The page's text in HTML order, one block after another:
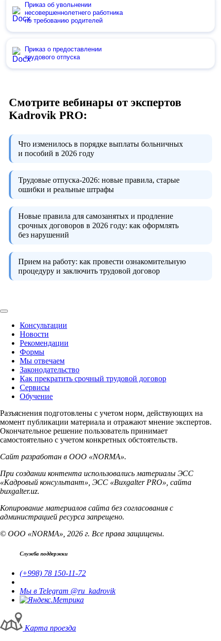
Приказ об увольнении
несовершеннолетнего работника
по требованию родителей
Приказ о предоставлении
трудового отпуска
Смотрите вебинары от экспертов
Kadrovik PRO:
Что изменилось в порядке выплаты больничных
и пособий в 2026 году
Трудовые отпуска-2026: новые правила, старые
ошибки и реальные штрафы
Новые правила для самозанятых и продление
срочных договоров в 2026 году: как оформлять
без нарушений
Прием на работу: как провести ознакомительную
процедуру и заключить трудовой договор
Консультации
Новости
Рекомендации
Формы
Мы отвечаем
Законодательство
Как прекратить срочный трудовой договор
Сервисы
Обучение
Разъяснения подготовлены с учетом норм, действующих на
момент публикации материала и отражают мнение экспертов.
Окончательное решение пользователь принимает
самостоятельно с учетом конкретных обстоятельств.
Сайт разработан в ООО «NORMA».
При создании контента использовались материалы ЭСС
«Кадровый консультант», ЭСС «Buxgalter PRO», сайта
buxgalter.uz.
Копирование материалов сайта без согласования с
администрацией ресурса запрещено.
© ООО «NORMA», 2026 г. Все права защищены.
Служба поддержки
(+998) 78 150-11-72
Мы в Telegram @ru_kadrovik
Карта проезда